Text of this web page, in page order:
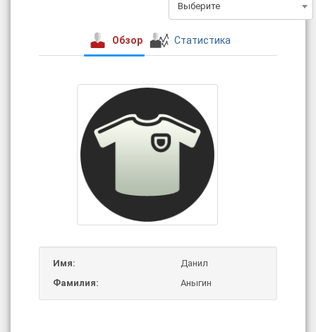
Выберите
Обзор Статистика
Имя:
Данил
Фамилия:
Аныгин